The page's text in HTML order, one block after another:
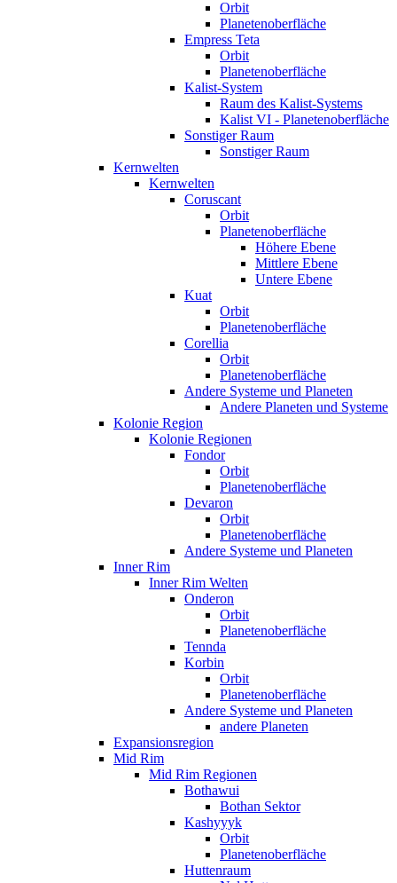
Orbit
Planetenoberfläche
Empress Teta
Orbit
Planetenoberfläche
Kalist-System
Raum des Kalist-Systems
Kalist VI - Planetenoberfläche
Sonstiger Raum
Sonstiger Raum
Kernwelten
Kernwelten
Coruscant
Orbit
Planetenoberfläche
Höhere Ebene
Mittlere Ebene
Untere Ebene
Kuat
Orbit
Planetenoberfläche
Corellia
Orbit
Planetenoberfläche
Andere Systeme und Planeten
Andere Planeten und Systeme
Kolonie Region
Kolonie Regionen
Fondor
Orbit
Planetenoberfläche
Devaron
Orbit
Planetenoberfläche
Andere Systeme und Planeten
Inner Rim
Inner Rim Welten
Onderon
Orbit
Planetenoberfläche
Tennda
Korbin
Orbit
Planetenoberfläche
Andere Systeme und Planeten
andere Planeten
Expansionsregion
Mid Rim
Mid Rim Regionen
Bothawui
Bothan Sektor
Kashyyyk
Orbit
Planetenoberfläche
Huttenraum